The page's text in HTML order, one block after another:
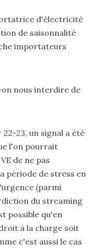
d'électricité
de saisonnalité
importateurs
nous interdire de
23, un signal a été
l'on pourrait
de ne pas
période de stress en
(parmi
du streaming
possible qu'en
à la charge soit
c'est aussi le cas